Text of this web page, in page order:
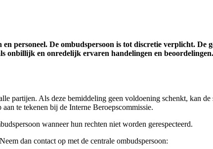
personeel. De ombudspersoon is tot discretie verplicht. De
onbillijk en onredelijk ervaren handelingen en
partijen. Als deze bemiddeling geen voldoening schenkt, kan de
te tekenen bij de Interne Beroepscommissie.
wanneer hun rechten niet worden gerespecteerd.
dan contact op met de centrale ombudspersoon: